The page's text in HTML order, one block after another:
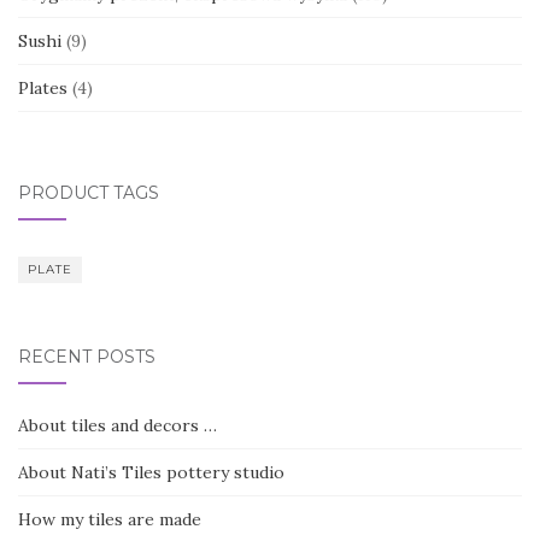
Sushi (9)
Plates (4)
PRODUCT TAGS
PLATE
RECENT POSTS
About tiles and decors …
About Nati’s Tiles pottery studio
How my tiles are made